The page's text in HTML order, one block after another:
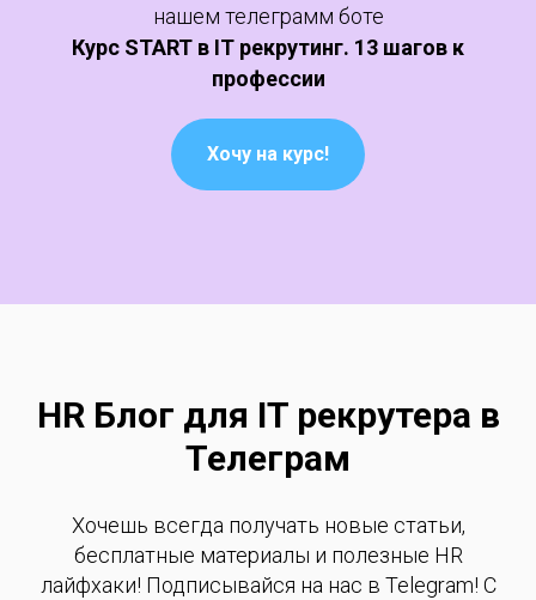
нашем телеграмм боте
Курс START в IT рекрутинг. 13 шагов к
профессии
Хочу на курс!
HR Блог для IT рекрутера в
Телеграм
Хочешь всегда получать новые статьи,
бесплатные материалы и полезные HR
лайфхаки! Подписывайся на нас в Telegram! С